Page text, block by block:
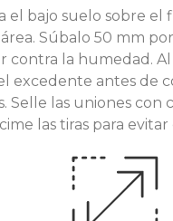
el bajo suelo sobre el
Súbalo 50 mm
contra la humedad.
excedente antes de
Selle las uniones con
las tiras para evitar